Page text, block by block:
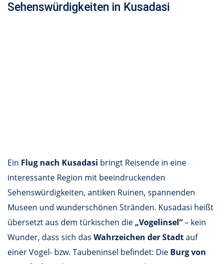
Sehenswürdigkeiten in Kusadasi
Ein Flug nach Kusadasi bringt Reisende in eine
interessante Region mit beeindruckenden
Sehenswürdigkeiten, antiken Ruinen, spannenden
Museen und wunderschönen Stränden. Kusadasi heißt
übersetzt aus dem türkischen die „Vogelinsel“– kein
Wunder, dass sich das Wahrzeichen der Stadtauf
einer Vogel- bzw. Taubeninsel befindet: Die Burg von